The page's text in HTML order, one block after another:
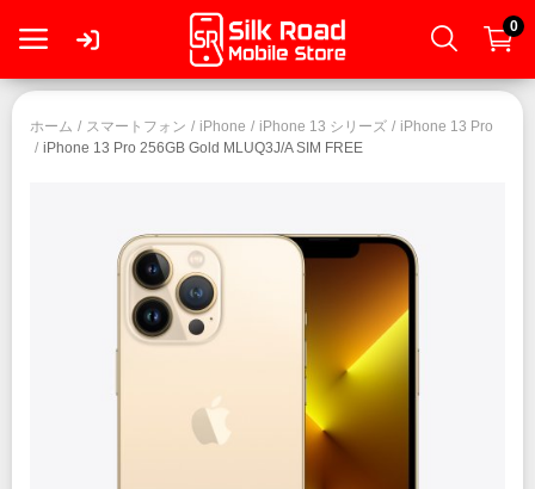
0
ロ
グ
スマートフォン
ホーム スマートフォン iPhone iPhone 13 シリーズ
iPhone 13 Pro
iPhone 13 Pro 256GB Gold MLUQ3J/A SIM FREE